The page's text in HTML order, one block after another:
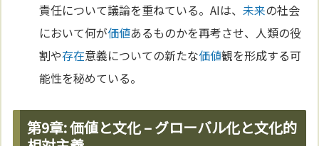
責任について議論を重ねている。AIは、未来の社会
において何が価値あるものかを再考させ、人類の役
割や存在意義についての新たな価値観を形成する可
能性を秘めている。
第9章: 価値と文化 – グローバル化と文化的